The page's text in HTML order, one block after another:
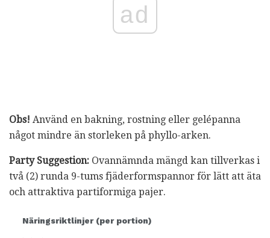
ad
Obs! Använd en bakning, rostning eller gelépanna
något mindre än storleken på phyllo-arken.
Party Suggestion: Ovannämnda mängd kan tillverkas i
två (2) runda 9-tums fjäderformspannor för lätt att äta
och attraktiva partiformiga pajer.
Näringsriktlinjer (per portion)